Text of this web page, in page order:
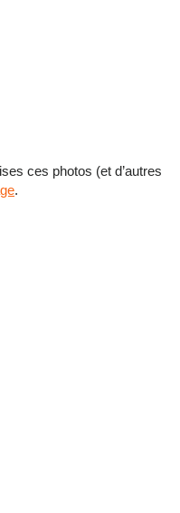
ces photos (et d’autres
.